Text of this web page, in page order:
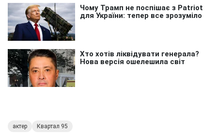
актер Квартал 95